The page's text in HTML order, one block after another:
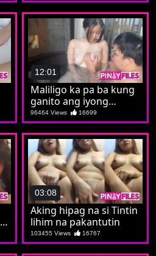
12:01
Maliligo ka pa ba kung
ganito ang iyong
kasama
96464 Views 16699
03:08
Aking hipag na si Tintin
lihim na pakantutin
103455 Views 16767